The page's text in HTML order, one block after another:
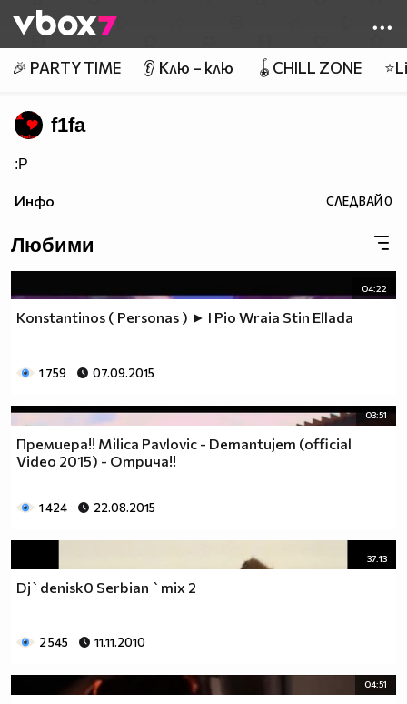
👾
🎉 PARTY TIME 👂 Клю – клю 🪀CHILL ZONE
f1fa
:P
Инфо СЛЕДВАЙ0
Любими
04:22
Konstantinos ( Personas ) ► I Pio Wraia Stin Ellada
1 759 07.09.2015
03:51
Премиера!! Milica Pavlovic - Demantujem (official
Video 2015) - Отрича!!
1 424 22.08.2015
37:13
Dj`denisk0 Serbian `mix 2
2 545 11.11.2010
04:51